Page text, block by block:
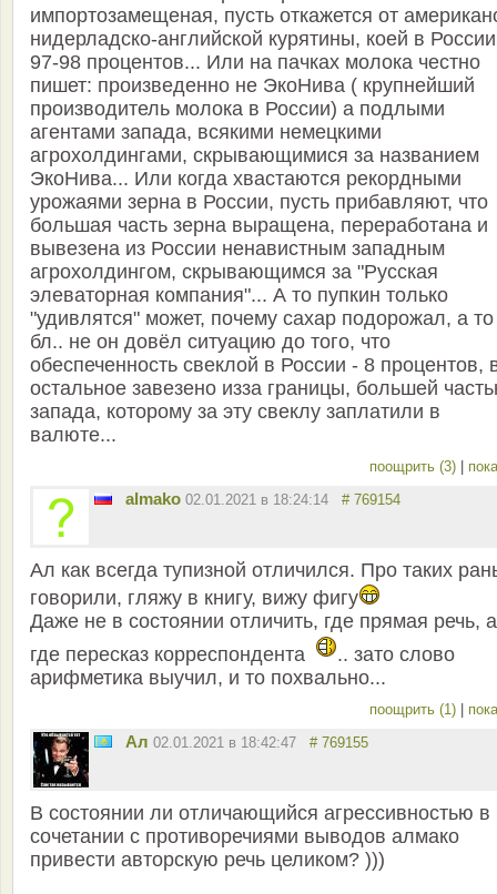
импортозамещеная, пусть откажется от
нидерладско-английской курятины, коей в России
97-98 процентов... Или на пачках молока честно
пишет: произведенно не ЭкоНива ( крупнейший
производитель молока в России) а подлыми
агентами запада, всякими немецкими
агрохолдингами, скрывающимися за названием
ЭкоНива... Или когда хвастаются рекордными
урожаями зерна в России, пусть прибавляют, что
большая часть зерна выращена, переработана и
вывезена из России ненавистным западным
агрохолдингом, скрывающимся за "Русская
элеваторная компания"... А то пупкин только
"удивлятся" может, почему сахар подорожал, а то
бл.. не он довёл ситуацию до того, что
обеспеченность свеклой в России - 8 процентов,
остальное завезено изза границы, большей
запада, которому за эту свеклу заплатили в
валюте...
поощрить (3)
almako 02.01.2021 в 18:24:14 # 769154
Ал как всегда тупизной отличился. Про таких
говорили, гляжу в книгу, вижу фигу
Даже не в состоянии отличить, где прямая речь, а
где пересказ корреспондента
.. зато слово
арифметика выучил, и то похвально...
поощрить (1)
Ал 02.01.2021 в 18:42:47 # 769155
В состоянии ли отличающийся агрессивностью в
сочетании с противоречиями выводов алмако
привести авторскую речь целиком? )))